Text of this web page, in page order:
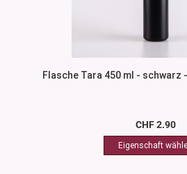
Flasche Tara 450 ml - schwarz
CHF 2.90